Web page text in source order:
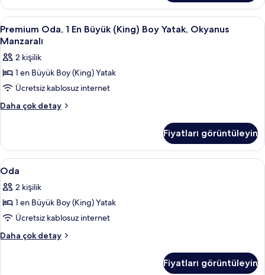
Yatak,
Engellilere
Uygun
hakkında
fazla
detay
Premium
Oda,
En
Büyük
(King)
Boy
Manzaralı
için
tüm
fotoğrafları
görün
Odada kasa, masa, dizüstü bilgisayar
3
Premium Oda, 1 En Büyük (King) Boy Yatak, Okyanus
Manzaralı
2 kişilik
1 en Büyük Boy (King) Yatak
Ücretsiz kablosuz internet
Daha çok detay
Premium
Büyük
(King)
Boy
Okyanus
Manzaralı
hakkında
daha
fazla
detay
Fiyatları görüntüleyin
Oda
için
tüm
fotoğrafları
görün
Odada kasa, masa, dizüstü bilgisayar
3
Oda
2 kişilik
1 en Büyük Boy (King) Yatak
Ücretsiz kablosuz internet
Daha çok detay
Oda
Fiyatları görüntüleyin